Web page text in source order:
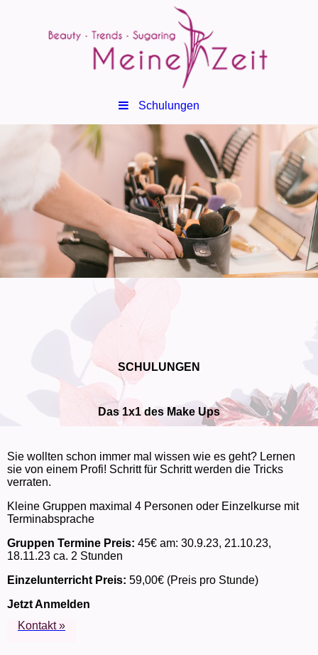
Schulungen
SCHULUNGEN
Das 1x1 des Make Ups
Sie wollten schon immer mal wissen wie es geht? Lernen
sie von einem Profi! Schritt für Schritt werden die Tricks
verraten.
Kleine Gruppen maximal 4 Personen oder Einzelkurse mit
Terminabsprache
Gruppen Termine Preis: 45€ am: 30.9.23, 21.10.23,
18.11.23 ca. 2 Stunden
Einzelunterricht Preis: 59,00€ (Preis pro Stunde)
Jetzt Anmelden
Kontakt »